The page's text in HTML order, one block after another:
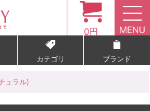
0円 MENU
カテゴリ ブランド
ュラル)